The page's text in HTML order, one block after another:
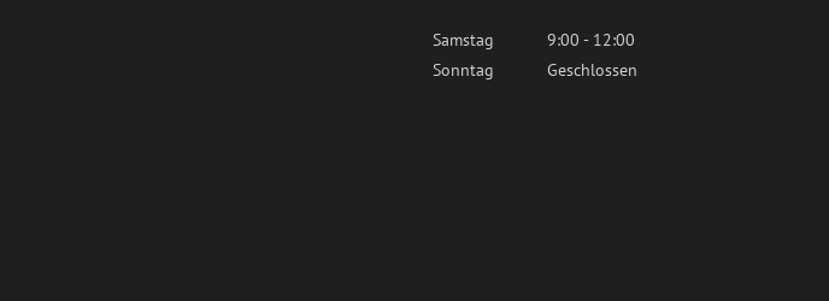
Samstag
9:00 - 12:00
Sonntag
Geschlossen